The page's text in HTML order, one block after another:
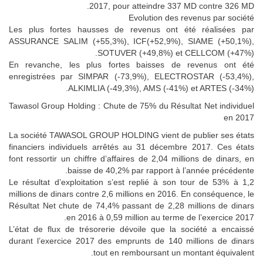
2017, pour atteindre 337 MD contre 326 MD.
Evolution des revenus par société
Les plus fortes hausses de revenus ont été réalisées par
ASSURANCE SALIM (+55,3%), ICF(+52,9%), SIAME (+50,1%),
SOTUVER (+49,8%) et CELLCOM (+47%).
En revanche, les plus fortes baisses de revenus ont été
enregistrées par SIMPAR (-73,9%), ELECTROSTAR (-53,4%),
ALKIMLIA (-49,3%), AMS (-41%) et ARTES (-34%).
Tawasol Group Holding : Chute de 75% du Résultat Net individuel
en 2017
La société TAWASOL GROUP HOLDING vient de publier ses états
financiers individuels arrêtés au 31 décembre 2017. Ces états
font ressortir un chiffre d’affaires de 2,04 millions de dinars, en
baisse de 40,2% par rapport à l’année précédente.
Le résultat d’exploitation s’est replié à son tour de 53% à 1,2
millions de dinars contre 2,6 millions en 2016. En conséquence, le
Résultat Net chute de 74,4% passant de 2,28 millions de dinars
en 2016 à 0,59 million au terme de l’exercice 2017.
L’état de flux de trésorerie dévoile que la société a encaissé
durant l’exercice 2017 des emprunts de 140 millions de dinars
tout en remboursant un montant équivalent.